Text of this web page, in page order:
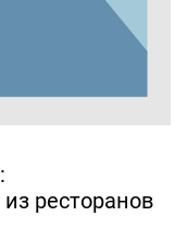
ресторанов